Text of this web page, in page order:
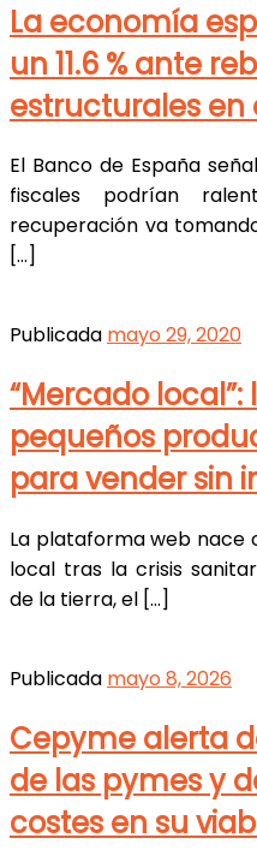
La economía
un 11.6 % ante
estructurales en
El Banco de España
fiscales podrían
recuperación va
[…]
Publicada mayo 29, 2020
“Mercado
pequeños
para vender sin
La plataforma web nace
local tras la crisis
de la tierra, el […]
Publicada mayo 8, 2026
Cepyme alerta
de las pymes y
costes en su